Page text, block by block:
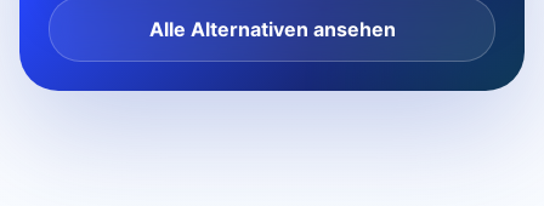
Alle Alternativen ansehen